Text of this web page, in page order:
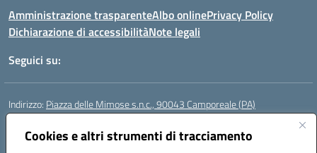
Cookies e altri strumenti di tracciamento
Amministrazione trasparenteAlbo onlinePrivacy Policy
Dichiarazione di accessibilitàNote legali
Seguici su:
Indirizzo: Piazza delle Mimose s.n.c., 90043 Camporeale (PA)
Centralino:
Email:paic840008@istruzione.it